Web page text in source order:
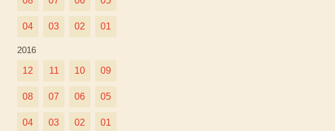
04 03 02 01
2016
12 11 10 09
08 07 06 05
04 03 02 01